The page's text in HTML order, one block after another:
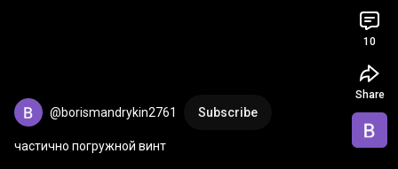
@borismandrykin2761 Subscribe
частично погружной винт
10
Share